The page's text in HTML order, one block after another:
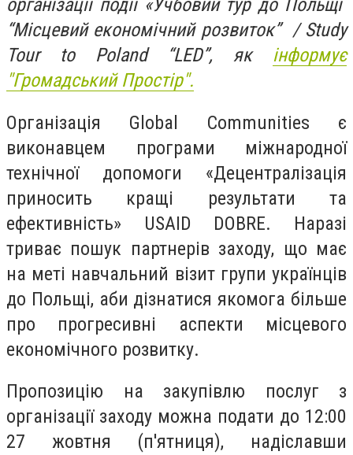
організації події «Учбовий тур до Польщі
“Місцевий економічний розвиток” / Study
Tour to Poland “LED”, як інформує
"Громадський Простір".
Організація Global Communities є
виконавцем програми міжнародної
технічної допомоги «Децентралізація
приносить кращі результати та
ефективність» USAID DOBRE. Наразі
триває пошук партнерів заходу, що має
на меті навчальний візит групи українців
до Польщі, аби дізнатися якомога більше
про прогресивні аспекти місцевого
економічного розвитку.
Пропозицію на закупівлю послуг з
організації заходу можна подати до 12:00
27 жовтня (п'ятниця), надіславши